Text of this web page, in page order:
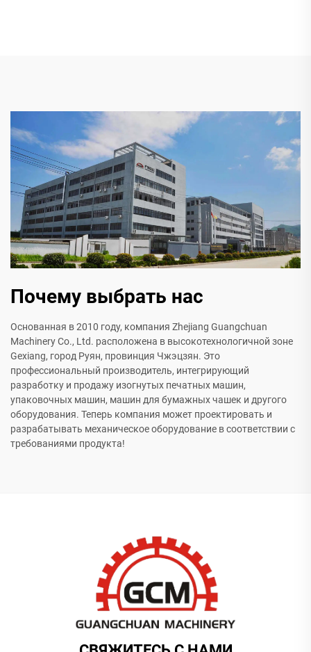
Почему выбрать нас
Основанная в 2010 году, компания Zhejiang Guangchuan
Machinery Co., Ltd. расположена в высокотехнологичной зоне
Gexiang, город Руян, провинция Чжэцзян. Это
профессиональный производитель, интегрирующий
разработку и продажу изогнутых печатных машин,
упаковочных машин, машин для бумажных чашек и другого
оборудования. Теперь компания может проектировать и
разрабатывать механическое оборудование в соответствии с
требованиями продукта!